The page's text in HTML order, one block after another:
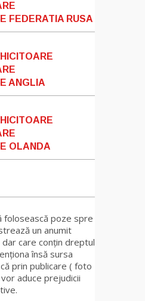
FEDERATIA RUSA
ANGLIA
OLANDA
folosească poze spre
un anumit
care conțin dreptul
însă sursa
prin publicare ( foto
aduce prejudicii